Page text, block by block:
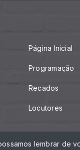
Página Inicial
Programação
Recados
Locutores
lembrar de